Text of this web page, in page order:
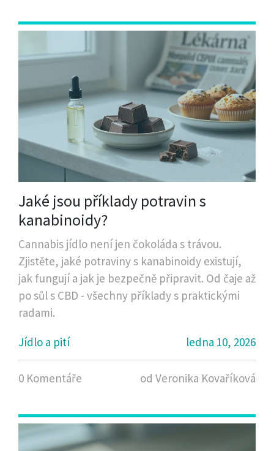
Jaké jsou příklady potravin s
kanabinoidy?
Cannabis jídlo není jen čokoláda s trávou.
Zjistěte, jaké potraviny s kanabinoidy existují,
jak fungují a jak je bezpečně připravit. Od čaje až
po sůl s CBD - všechny příklady s praktickými
radami.
Jídlo a pití
ledna 10, 2026
0 Komentáře od Veronika Kovaříková